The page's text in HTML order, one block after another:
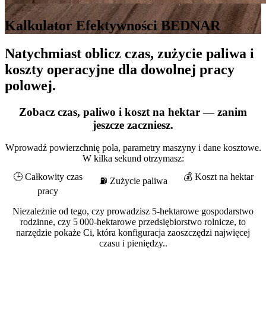
Kalkulator Efektywności BEDNAR
Natychmiast oblicz czas, zużycie paliwa i
koszty operacyjne dla dowolnej pracy
polowej.
Zobacz czas, paliwo i koszt na hektar — zanim
jeszcze zaczniesz.
Wprowadź powierzchnię pola, parametry maszyny i dane kosztowe.
W kilka sekund otrzymasz:
🕒 Całkowity czas
pracy
⛽ Zużycie paliwa 💰 Koszt na hektar
Niezależnie od tego, czy prowadzisz 5-hektarowe gospodarstwo
rodzinne, czy 5 000-hektarowe przedsiębiorstwo rolnicze, to
narzędzie pokaże Ci, która konfiguracja zaoszczędzi najwięcej
czasu i pieniędzy..